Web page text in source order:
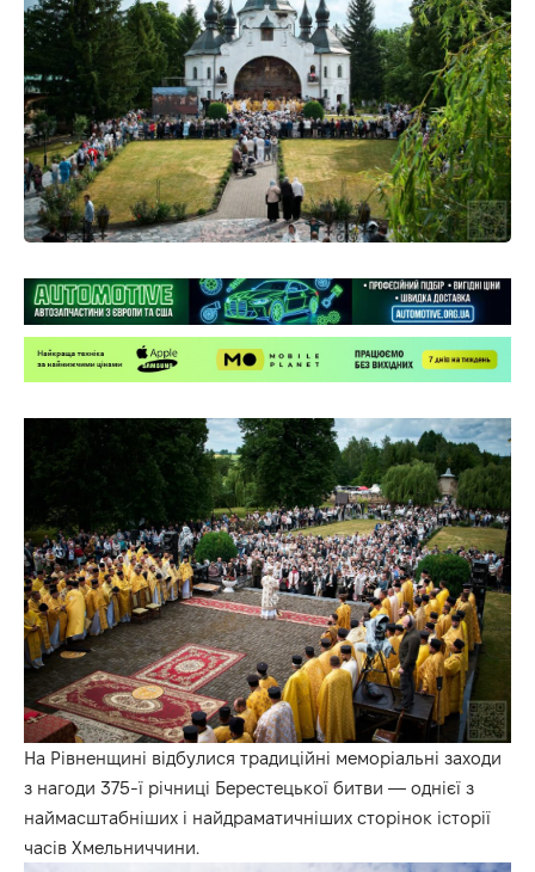
На Рівненщині відбулися традиційні меморіальні заходи
з нагоди 375-ї річниці Берестецької битви — однієї з
наймасштабніших і найдраматичніших сторінок історії
часів Хмельниччини.